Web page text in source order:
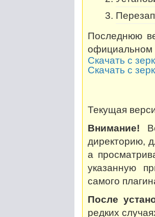
Последнюю
официальном
Скачать с
Скачать с
Текущая
Внимание!
директорию,
а
указанную
самого
После
редких